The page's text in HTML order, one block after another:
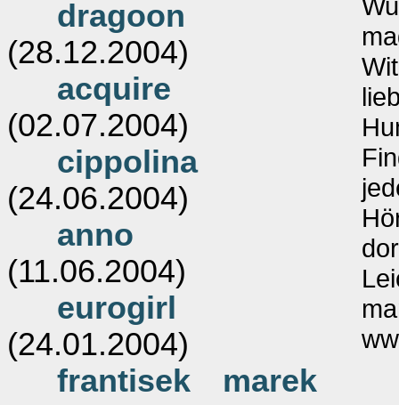
dragoon
(28.12.2004)
acquire
(02.07.2004)
cippolina
(24.06.2004)
anno
(11.06.2004)
eurogirl
(24.01.2004)
frantisek marek